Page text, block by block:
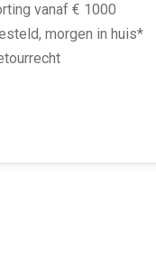
vanaf € 1000
morgen in huis*